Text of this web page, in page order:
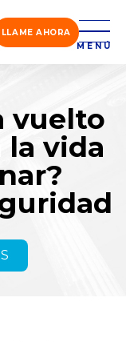
LLAME AHORA
MENÚ
vuelto
la vida